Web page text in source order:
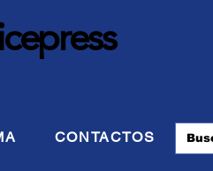
CONTACTOS